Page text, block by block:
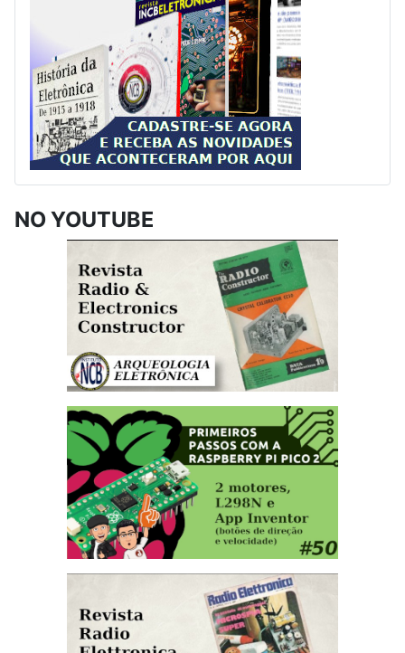
NO YOUTUBE